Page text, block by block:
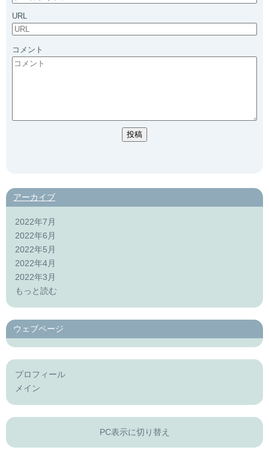
URL
コメント
アーカイブ
2022年7月
2022年6月
2022年5月
2022年4月
2022年3月
もっと読む
ウェブページ
プロフィール
メイン
PC表示に切り替え